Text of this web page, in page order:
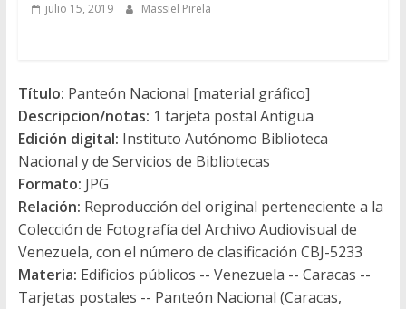
julio 15, 2019 Massiel Pirela
Título: Panteón Nacional [material gráfico]
Descripcion/notas: 1 tarjeta postal Antigua
Edición digital: Instituto Autónomo Biblioteca
Nacional y de Servicios de Bibliotecas
Formato: JPG
Relación: Reproducción del original perteneciente a la
Colección de Fotografía del Archivo Audiovisual de
Venezuela, con el número de clasificación CBJ-5233
Materia: Edificios públicos -- Venezuela -- Caracas --
Tarjetas postales -- Panteón Nacional (Caracas,